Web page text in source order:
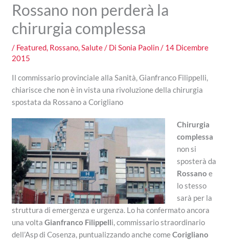
Rossano non perderà la
chirurgia complessa
/ Featured, Rossano,Salute/ DiSonia Paolin/ 14 Dicembre
2015
Il commissario provinciale alla Sanità, Gianfranco Filippelli,
chiarisce che non è in vista una rivoluzione della chirurgia
spostata da Rossano a Corigliano
Chirurgia
complessa
non si
sposterà da
Rossano e
lo stesso
sarà per la
struttura di emergenza e urgenza. Lo ha confermato ancora
una voltaGianfranco Filippelli, commissario straordinario
dell’Asp di Cosenza, puntualizzando anche comeCorigliano